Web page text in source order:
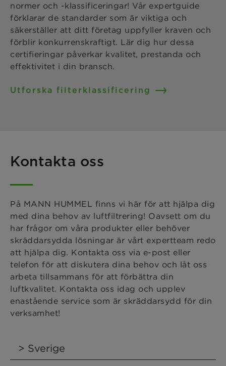
normer och -klassificeringar! Vår expertguide
förklarar de standarder som är viktiga och
säkerställer att ditt företag uppfyller kraven och
förblir konkurrenskraftigt. Lär dig hur dessa
certifieringar påverkar kvalitet, prestanda och
effektivitet i din bransch.
Utforska filterklassificering
Kontakta oss
På MANN HUMMEL finns vi här för att hjälpa dig
med dina behov av luftfiltrering! Oavsett om du
har frågor om våra produkter eller behöver
skräddarsydda lösningar är vårt expertteam redo
att hjälpa dig. Kontakta oss via e-post eller
telefon för att diskutera dina behov och låt oss
arbeta tillsammans för att förbättra din
luftkvalitet. Kontakta oss idag och upplev
enastående service som är skräddarsydd för din
verksamhet!